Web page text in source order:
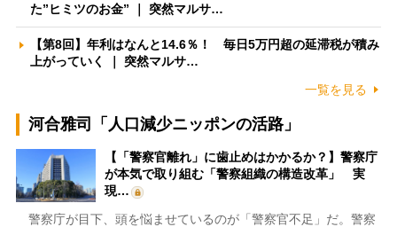
た”ヒミツのお金” ｜ 突然マルサ…
【第8回】年利はなんと14.6％！ 毎日5万円超の延滞税が積み
上がっていく ｜ 突然マルサ…
一覧を見る
河合雅司「人口減少ニッポンの活路」
【「警察官離れ」に歯止めはかかるか？】警察庁
が本気で取り組む「警察組織の構造改革」 実
現…
警察庁が目下、頭を悩ませているのが「警察官不足」だ。警察